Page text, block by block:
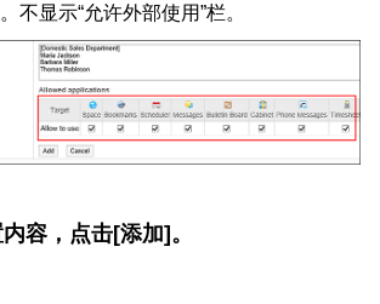
不显示“允许外部使用”栏。
容，点击[添加]。